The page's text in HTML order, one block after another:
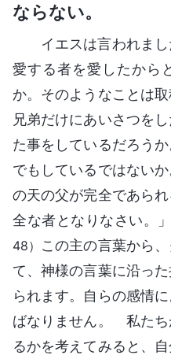
ならない。
イエスは言われま
愛する者を愛したから
か。そのようなことは
兄弟だけにあいさつを
た事をしているだろう
でもしているではない
の天の父が完全であら
全な者となりなさい。」
48） この主の言葉から
て、神様の言葉に沿っ
られます。自らの感情
ばなりません。 私たち
るかを考えてみると、